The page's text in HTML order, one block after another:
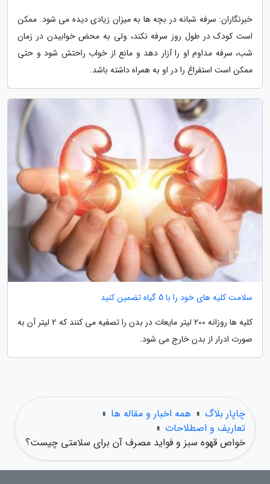
خبرنگاران: سرفه شبانه در بچه ها به میزان زیادی دیده می شود. ممکن
است کودک در طول روز سرفه نکند، ولی به محض خوابیدن در زمان
شب، سرفه مداوم او را آزار دهد و مانع از خواب راحتش شود و حتی
ممکن است استفراغ را در او به همراه داشته باشد.
سلامت کلیه های خود را با 5 گیاه تضمین کنید
کلیه ها روزانه 200 لیتر مایعات در بدن را تصفیه می کنند که 2 لیتر آن به
صورت ادرار از بدن خارج می شود.
چاپار بلاگ » همه اخبار و مقاله ها »
تعاریف و اصطلاحات »
خواص قهوه سبز و فواید مصرف آن برای سلامتی چیست؟